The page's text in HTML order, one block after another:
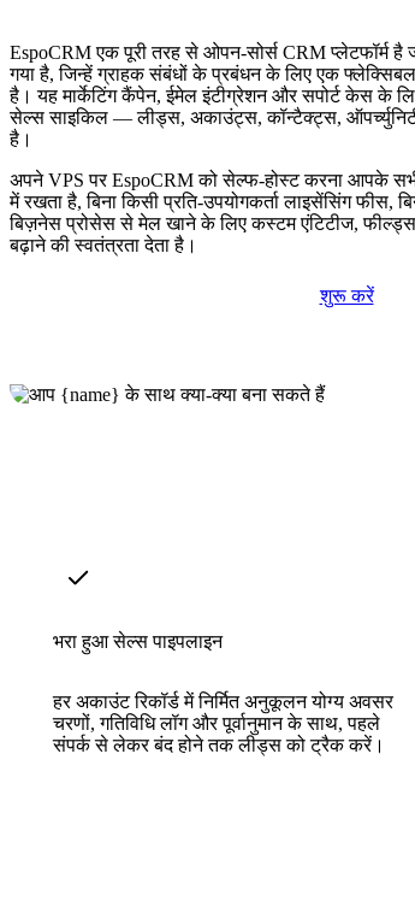
EspoCRM एक पूरी तरह से ओपन-सोर्स CRM प्लेटफॉर्म
गया है, जिन्हें ग्राहक संबंधों के प्रबंधन के लिए एक
है। यह मार्केटिंग कैंपेन, ईमेल इंटीग्रेशन और सपोर्ट केस के
सेल्स साइकिल — लीड्स, अकाउंट्स, कॉन्टैक्ट्स,
है।
अपने VPS पर EspoCRM को सेल्फ-होस्ट करना आपके
में रखता है, बिना किसी प्रति-उपयोगकर्ता लाइसेंसिंग
बिज़नेस प्रोसेस से मेल खाने के लिए कस्टम एंटिटीज, फील्ड्स
बढ़ाने की स्वतंत्रता देता है।
शुरू करें
भरा हुआ सेल्स पाइपलाइन
हर अकाउंट रिकॉर्ड में निर्मित अनुकूलन योग्य अवसर
चरणों, गतिविधि लॉग और पूर्वानुमान के साथ, पहले
संपर्क से लेकर बंद होने तक लीड्स को ट्रैक करें।